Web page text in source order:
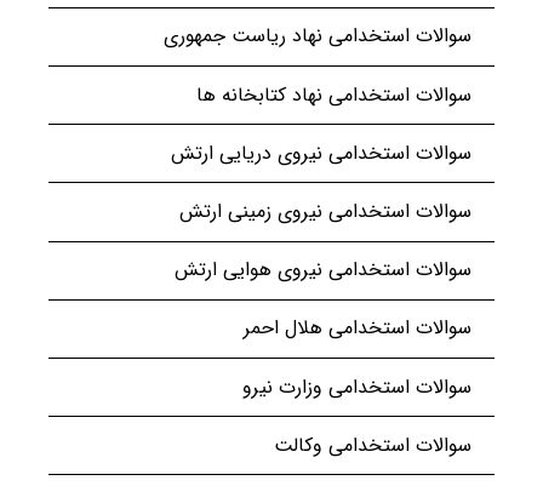
سوالات استخدامی نهاد ریاست جمهوری
سوالات استخدامی نهاد کتابخانه ها
سوالات استخدامی نیروی دریایی ارتش
سوالات استخدامی نیروی زمینی ارتش
سوالات استخدامی نیروی هوایی ارتش
سوالات استخدامی هلال احمر
سوالات استخدامی وزارت نیرو
سوالات استخدامی وکالت